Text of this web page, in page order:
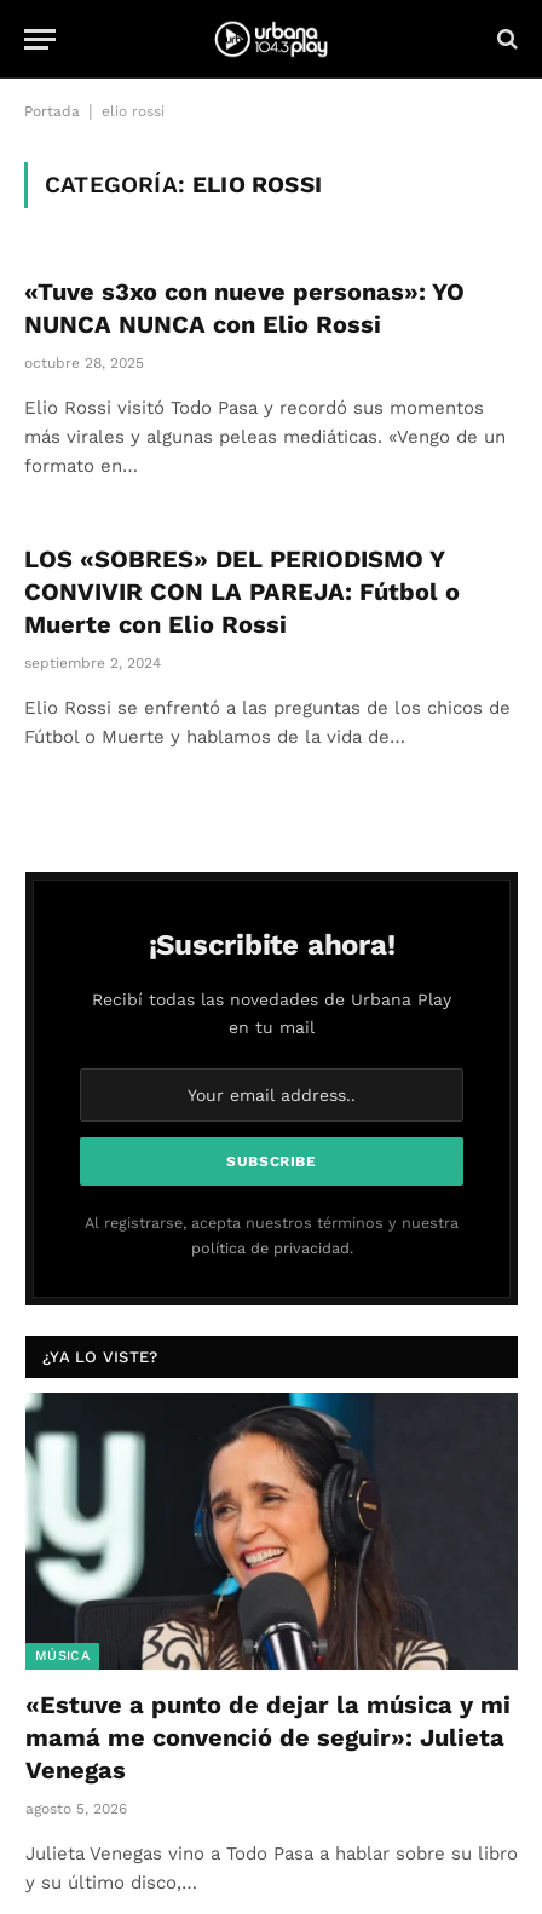
Portada elio rossi
CATEGORÍA: ELIO ROSSI
«Tuve s3xo con nueve personas»: YO
NUNCA NUNCA con Elio Rossi
octubre 28, 2025
Elio Rossi visitó Todo Pasa y recordó sus momentos
más virales y algunas peleas mediáticas. «Vengo de un
formato en…
LOS «SOBRES» DEL PERIODISMO Y
CONVIVIR CON LA PAREJA: Fútbol o
Muerte con Elio Rossi
septiembre 2, 2024
Elio Rossi se enfrentó a las preguntas de los chicos de
Fútbol o Muerte y hablamos de la vida de…
¡Suscribite ahora!
Recibí todas las novedades de Urbana Play
en tu mail
Al registrarse, acepta nuestros términos y nuestra
política de privacidad.
¿YA LO VISTE?
MÚSICA
«Estuve a punto de dejar la música y mi
mamá me convenció de seguir»: Julieta
Venegas
agosto 5, 2026
Julieta Venegas vino a Todo Pasa a hablar sobre su libro
y su último disco,…